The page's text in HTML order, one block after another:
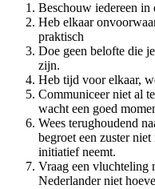
Beschouw iedereen in
Heb elkaar
praktisch
Doe geen belofte die
zijn.
Heb tijd voor elkaar,
Communiceer niet al
wacht een goed
Wees terughoudend
begroet een zuster
initiatief neemt.
Vraag een vluchteling
Nederlander niet